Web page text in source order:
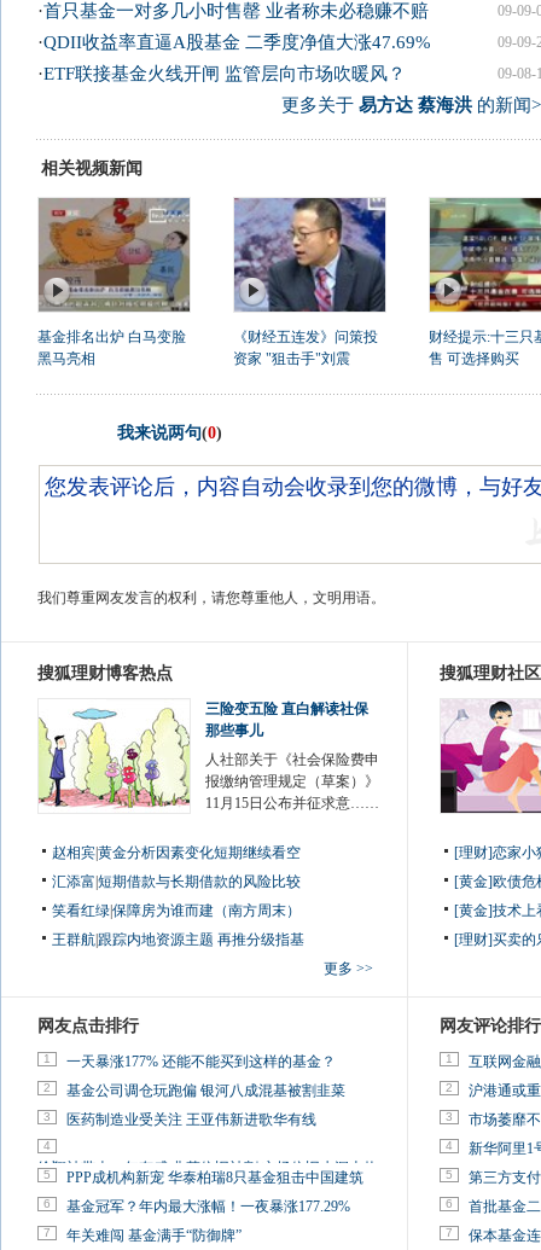
09-09-
·首只基金一对多几小时售罄 业者称未必稳赚不赔
09-09-
·QDII收益率直逼A股基金 二季度净值大涨47.69%
09-08-
·ETF联接基金火线开闸 监管层向市场吹暖风？
更多关于 易方达 蔡海洪的新闻
相关视频新闻
基金排名出炉 白马变脸
黑马亮相
《财经五连发》问策投
资家 "狙击手"刘震
财经提示:十三只
售 可选择购买
我来说两句(0)
我们尊重网友发言的权利，请您尊重他人，文明用语。
搜狐理财博客热点
三险变五险 直白解读社保
那些事儿
人社部关于《社会保险费申
报缴纳管理规定（草案）》
11月15日公布并征求意……
赵相宾黄金分析因素变化短期继续看空
汇添富 短期借款与长期借款的风险比较
笑看红绿保障房为谁而建（南方周末）
王群航跟踪内地资源主题 再推分级指基
更多 >>
搜狐理财社
[理财]恋家小
[黄金]欧债危
[黄金]技术上
[理财]买卖的
网友点击排行
1 一天暴涨177% 还能不能买到这样的基金？
2 基金公司调仓玩跑偏 银河八成混基被割韭菜
3 医药制造业受关注 王亚伟新进歌华有线
4
徐翔被带走一年有感:韭菜依旧被割 市场依旧水深火热
5 PPP成机构新宠 华泰柏瑞8只基金狙击中国建筑
6 基金冠军？年内最大涨幅！一夜暴涨177.29%
7 年关难闯 基金满手“防御牌”
网友评论排行
1 互联网金
2 沪港通或
3 市场萎靡
4 新华阿里1
5 第三方支
6 首批基金
7 保本基金